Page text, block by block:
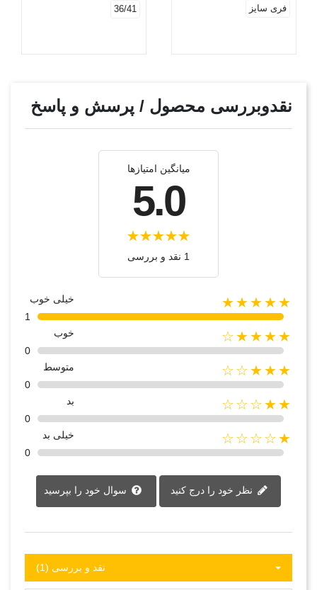
فری سایز 36/41
نقدوبررسی محصول / پرسش و پاسخ
میانگین امتیازها
5.0
1 نقد و بررسی
★★★★★
خیلی خوب
1
★★★★☆
خوب
0
★★★☆☆
متوسط
0
★★☆☆☆
بد
0
★☆☆☆☆
خیلی بد
0
سوال خود را بپرسید
نقد و بررسی‌‌ (1)